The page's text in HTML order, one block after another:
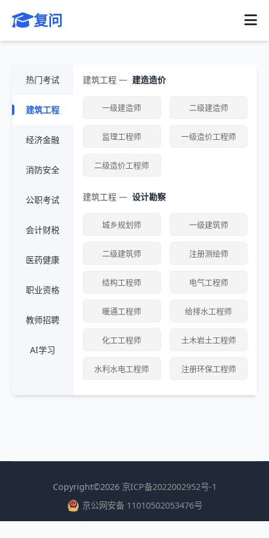
复问
热门考试
建筑工程
经济金融
消防安全
公职考试
会计财税
医药健康
职业资格
教师招聘
AI学习
高级经济师
建筑工程 — 建造造价
一级建造师 二级建造师
监理工程师 一级造价工程师
二级造价工程师
建筑工程 — 设计勘察
城乡规划师 一级建筑师
二级建筑师 注册测绘师
结构工程师 电气工程师
暖通工程师 给排水工程师
化工工程师 土木岩土工程师
水利水电工程师 注册环保工程师
BIM
Copyright©2026 京ICP备2022002952号-1
京公网安备 11010502053476号